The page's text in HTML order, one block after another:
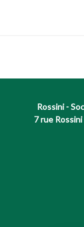
Rossini -
7 rue